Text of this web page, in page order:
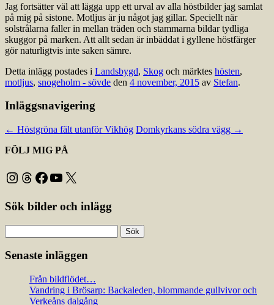
Jag fortsätter väl att lägga upp ett urval av alla höstbilder jag samlat
på mig på sistone. Motljus är ju något jag gillar. Speciellt när
solstrålarna faller in mellan träden och stammarna bildar tydliga
skuggor på marken. Att allt sedan är inbäddat i gyllene höstfärger
gör naturligtvis inte saken sämre.
Detta inlägg postades i Landsbygd, Skog och märktes hösten,
motljus, snogeholm - sövde den 4 november, 2015 av Stefan.
Inläggsnavigering
← Höstgröna fält utanför Vikhög Domkyrkans södra vägg →
FÖLJ MIG PÅ
Instagram
Threads
Facebook
YouTube
X
Sök bilder och inlägg
efter:
Senaste inläggen
Från bildflödet…
Vandring i Brösarp: Backaleden, blommande gullvivor och
Verkeåns dalgång